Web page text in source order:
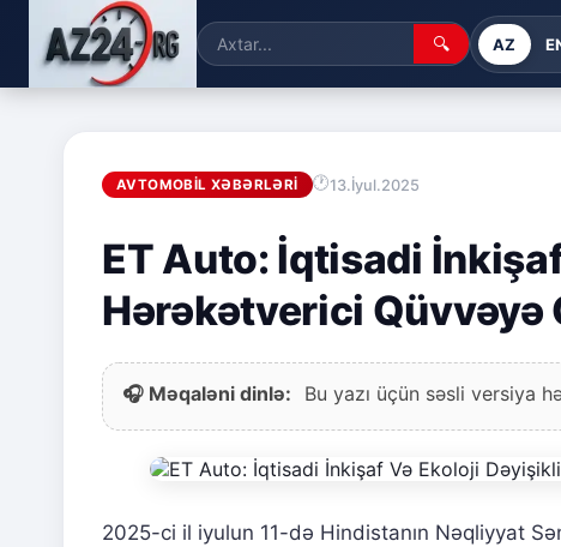
🔍 AZ
AVTOMOBIL XƏBƏRLƏRI 13.İyul.2025
ET Auto: İqtisadi
Hərəkətverici Qüvvəyə
🎧 Məqaləni dinlə: Bu yazı üçün səsli versiya
2025-ci il iyulun 11-də Hindistanın Nəqliyyat